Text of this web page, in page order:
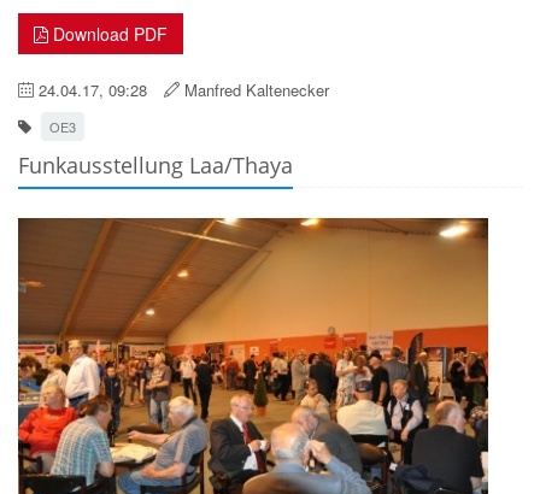
Download PDF
24.04.17, 09:28 Manfred Kaltenecker
OE3
Funkausstellung Laa/Thaya